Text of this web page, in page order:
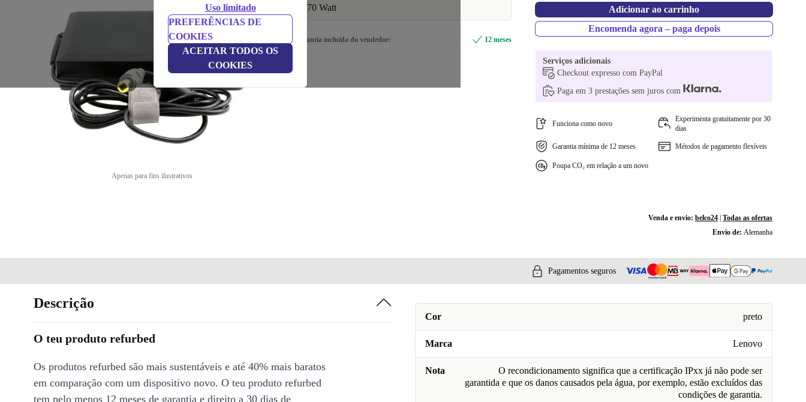
Uso limitado
PREFERÊNCIAS DE
COOKIES
ACEITAR TODOS OS
COOKIES
Apenas para fins ilustrativos
170 Watt
Garantia incluída do vendedor: 12 meses
Adicionar ao carrinho
Encomenda agora – paga depois
Serviços adicionais
Checkout expresso com PayPal
Paga em 3 prestações sem juros com
Funciona como novo
Experimenta gratuitamente por 30
dias
Garantia mínima de 12 meses Métodos de pagamento flexíveis
Poupa CO₂ em relação a um novo
Venda e envio: belco24| Todas as ofertas
Envio de: Alemanha
Pagamentos seguros
Cor preto
Marca Lenovo
Nota
O recondicionamento significa que a certificação IPxx já não pode ser
garantida e que os danos causados pela água, por exemplo, estão excluídos das
condições de garantia.
Descrição
O teu produto refurbed
Os produtos refurbed são mais sustentáveis e até 40% mais baratos
em comparação com um dispositivo novo. O teu produto refurbed
tem pelo menos 12 meses de garantia e direito a 30 dias de